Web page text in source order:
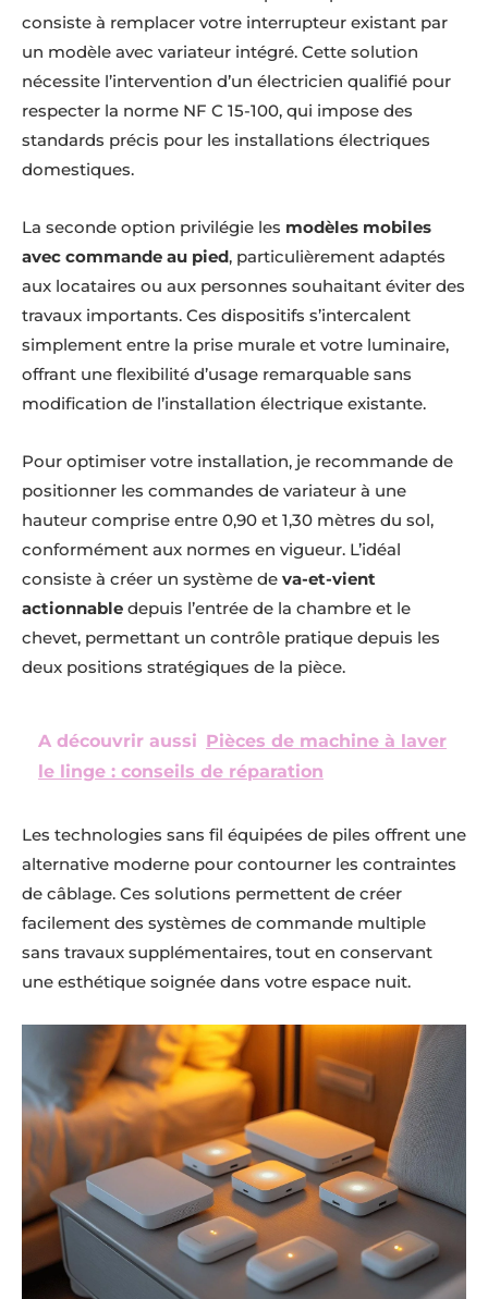
consiste à remplacer votre interrupteur existant par
un modèle avec variateur intégré. Cette solution
nécessite l’intervention d’un électricien qualifié pour
respecter la norme NF C 15-100, qui impose des
standards précis pour les installations électriques
domestiques.
La seconde option privilégie les modèles mobiles
avec commande au pied, particulièrement adaptés
aux locataires ou aux personnes souhaitant éviter des
travaux importants. Ces dispositifs s’intercalent
simplement entre la prise murale et votre luminaire,
offrant une flexibilité d’usage remarquable sans
modification de l’installation électrique existante.
Pour optimiser votre installation, je recommande de
positionner les commandes de variateur à une
hauteur comprise entre 0,90 et 1,30 mètres du sol,
conformément aux normes en vigueur. L’idéal
consiste à créer un système de va-et-vient
actionnable depuis l’entrée de la chambre et le
chevet, permettant un contrôle pratique depuis les
deux positions stratégiques de la pièce.
A découvrir aussi Pièces de machine à laver
le linge : conseils de réparation
Les technologies sans fil équipées de piles offrent une
alternative moderne pour contourner les contraintes
de câblage. Ces solutions permettent de créer
facilement des systèmes de commande multiple
sans travaux supplémentaires, tout en conservant
une esthétique soignée dans votre espace nuit.